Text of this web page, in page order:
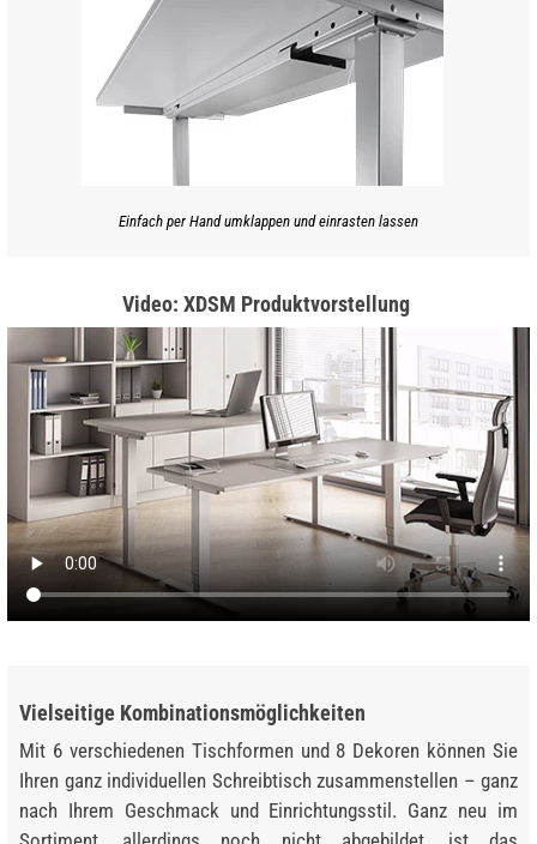
Einfach per Hand umklappen und einrasten lassen
Video: XDSM Produktvorstellung
Vielseitige Kombinationsmöglichkeiten
Mit 6 verschiedenen Tischformen und 8 Dekoren können Sie
Ihren ganz individuellen Schreibtisch zusammenstellen – ganz
nach Ihrem Geschmack und Einrichtungsstil. Ganz neu im